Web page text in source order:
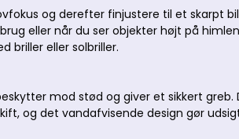
og derefter finjustere til et skarpt
eller når du ser objekter højt på
briller eller solbriller.
mod stød og giver et sikkert greb.
og det vandafvisende design gør